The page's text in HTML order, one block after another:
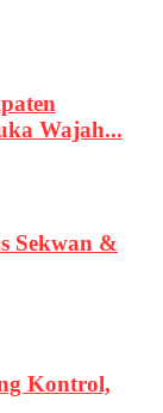
Wajah...
Sekwan &
Kontrol,